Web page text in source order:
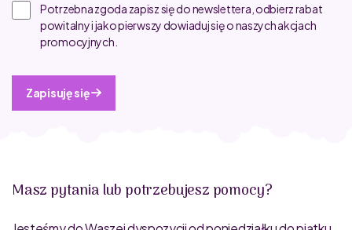
Potrzebna zgoda zapisz się do newslettera, odbierz rabat
powitalny i jako pierwszy dowiaduj się o naszych akcjach
promocyjnych.
Zapisuję się
Masz pytania lub potrzebujesz pomocy?